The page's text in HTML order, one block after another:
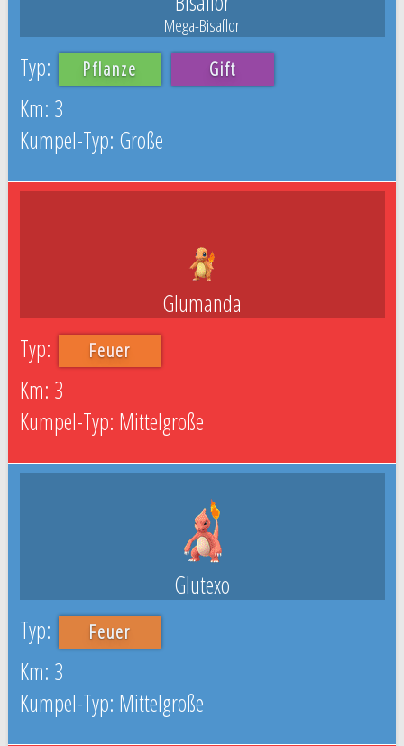
Mega-Bisaflor
Pflanze Gift
3
Große
Glumanda
Feuer
3
Mittelgroße
Glutexo
Feuer
3
Mittelgroße